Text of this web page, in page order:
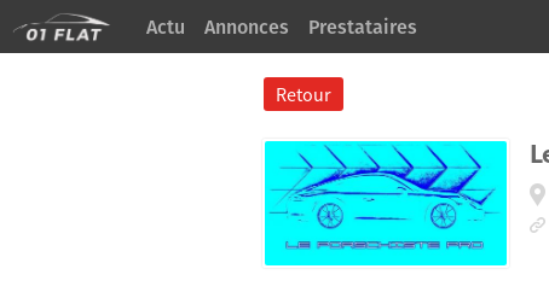
Actu Annonces Prestataires
Retour